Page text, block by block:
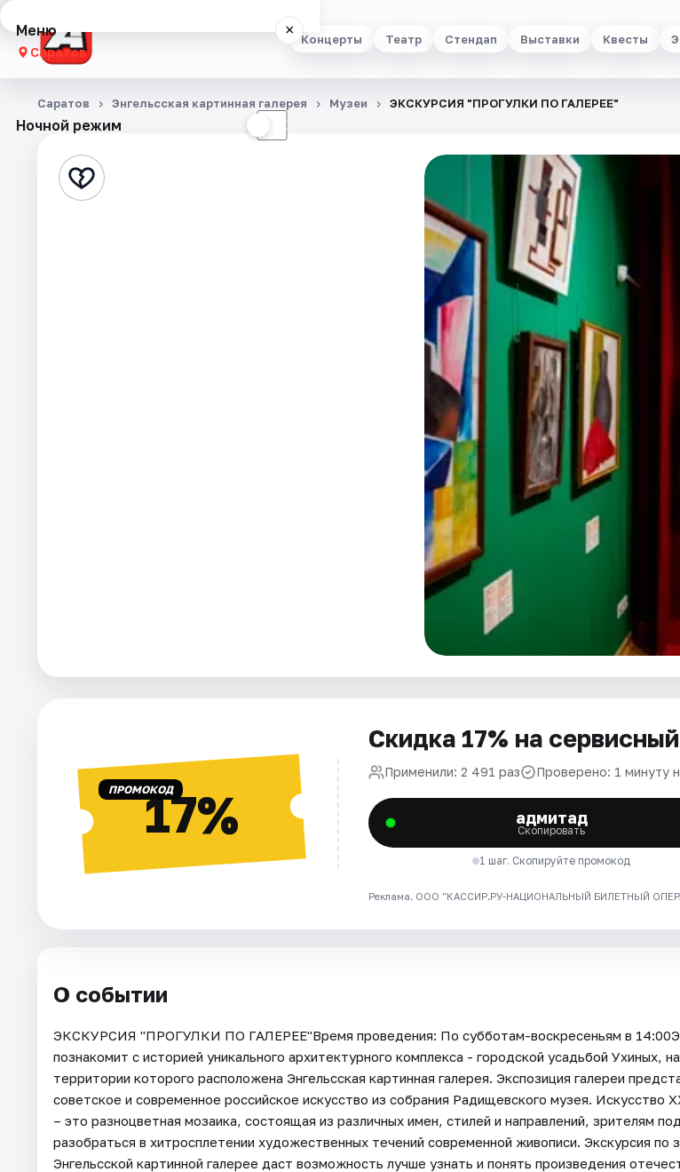
Концерты Театр Стендап Выставки Квесты
Меню ×
Саратов
Концерты
Стендап
Ночной режим ☾
Саратов Энгельсская картинная галерея Музеи ЭКСКУРСИЯ "ПРОГУЛКИ ПО ГАЛЕРЕЕ"
ПРОМОКОД17%
Скидка 17% на
Применили: 2 491 раз Проверено: 1 минуту
адмитад
Скопировать
1 шаг. Скопируйте промокод
Реклама. ООО "КАССИР.РУ-НАЦИОНАЛЬНЫЙ БИЛЕТНЫЙ
О событии
ЭКСКУРСИЯ "ПРОГУЛКИ ПО ГАЛЕРЕЕ"Время проведения: По субботам-воскресеньям в
познакомит с историей уникального архитектурного комплекса - городской усадьбой Ухиных, на
территории которого расположена Энгельсская картинная галерея. Экспозиция галереи
советское и современное российское искусство из собрания Радищевского музея. Искусство
– это разноцветная мозаика, состоящая из различных имен, стилей и направлений, зрителям
разобраться в хитросплетении художественных течений современной живописи. Экскурсия по
Энгельсской картинной галерее даст возможность лучше узнать и понять произведения